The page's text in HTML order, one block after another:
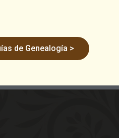
de Genealogía >